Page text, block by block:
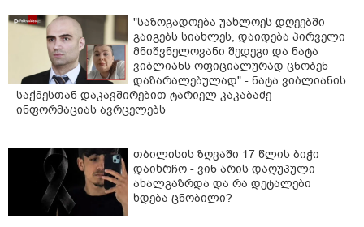
"საზოგადოება უახლოეს დღეებში
გაიგებს სიახლეს, დაიდება პირველი
მნიშვნელოვანი შედეგი და ნატა
ვიბლიანს ოფიციალურად ცნობენ
დაზარალებულად" - ნატა ვიბლიანის
საქმესთან დაკავშირებით ტარიელ კაკაბაძე
ინფორმაციას ავრცელებს
თბილისის ზღვაში 17 წლის ბიჭი
დაიხრჩო - ვინ არის დაღუპული
ახალგაზრდა და რა დეტალები
ხდება ცნობილი?